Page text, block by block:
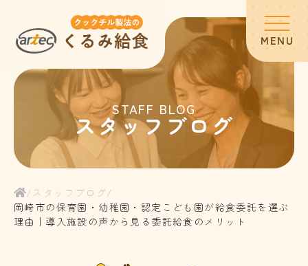
スタッフブログ
MENU
STAFF BLOG
スタッフブログ
/ スタッフブログ/
岡崎市の保育園・幼稚園・認定こども園が給食委託を選ぶ
理由｜導入施設の声から見る委託給食のメリット